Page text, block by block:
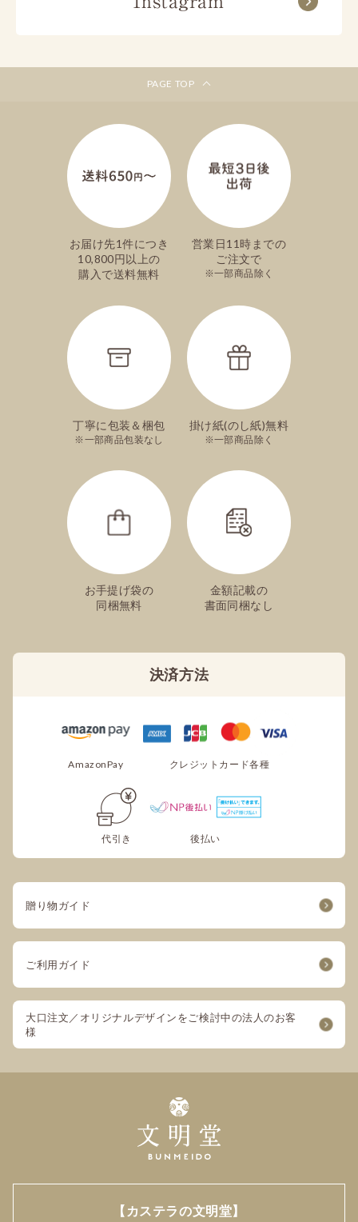
近畿/中国
文明堂カフェ
ご注文手続き内の、お届け日選択欄で一番上に
細ページをご覧ください。
※離島などの一部地域はご希望に添いかねる場
包装、掛け紙（のし紙）の指定はできま
すか？
ご自宅用向けのお菓子などの一部の商品を除
き、ほとんどの商品は包装してお届けいたしま
す。
掛け紙（のし紙）の指定も可能でございます。
ご注文手続き内でご希望のものを選択してくだ
詳しくは各商品詳細ページをご覧ください。
手提袋は付きますか？
ご注文手続き内で指定が可能でございます。
絵柄入りのカステラは注文できますか？
可能でございます。
ご出産祝いやお誕生日祝い、長寿祝いなど、ご
ます。
こちらのページからご注文ください。
承りかねます。
可能でございます。
入力ください。
※代引きでお支払いの場合は、領収書の発行は
承りかねます。
PAGE TOP
お届け先1件につき
10,800円以上の
購入で送料無料
営業日11時までの
ご注文で
一部商品除く
丁寧に包装＆梱包
一部商品包装なし
掛け紙(のし紙)無料
一部商品除く
お手提げ袋の
同梱無料
金額記載の
書面同梱なし
決済方法
AmazonPay クレジットカード各種
代引き 後払い
贈り物ガイド
ご利用ガイド
大口注文／オリジナルデザインをご検討中の法人のお客
様
【カステラの文明堂】